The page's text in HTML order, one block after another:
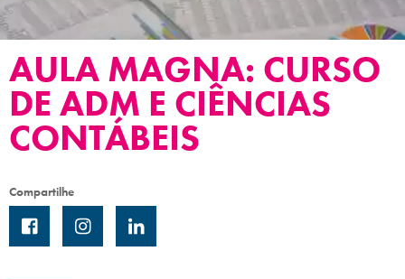
FORMAS DE INGRESSO
FINANCIAMENTO E BOLSAS
Acontece na UVA
AULA MAGNA: CURSO
DE ADM E CIÊNCIAS
CONTÁBEIS
Compartilhe